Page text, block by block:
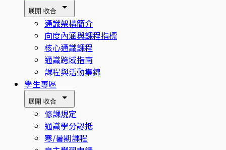
展開 收合
通識架構簡介
向度內涵與課程指標
核心通識課程
通識跨域指南
課程與活動集錦
學生專區
展開 收合
修課規定
通識學分認抵
寒/暑期課程